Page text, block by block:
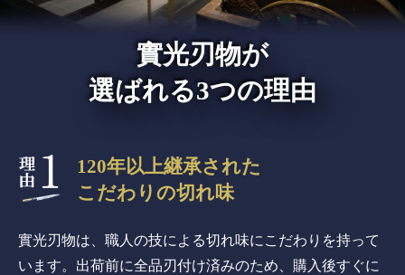
實光刃物が
選ばれる3つの理由
120年以上継承された
こだわりの切れ味
實光刃物は、職人の技による切れ味にこだわりを持って
います。出荷前に全品刃付け済みのため、購入後すぐに